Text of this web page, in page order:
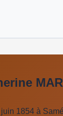
1854 à